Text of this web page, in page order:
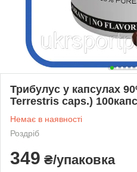
Трибулус у капсулах
Terrestris caps.)
Немає в наявності
Роздріб
349 ₴/упаковка